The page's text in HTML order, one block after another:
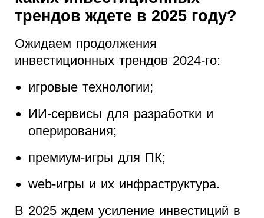
трендов ждете в 2025 году?
Ожидаем продолжения
инвестиционных трендов 2024-го:
игровые технологии;
ИИ-сервисы для разработки и
оперирования;
премиум-игры для ПК;
web-игры и их инфраструктура.
В 2025 ждем усиление инвестиций в